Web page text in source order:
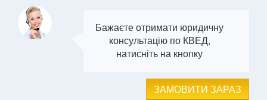
Бажаєте отримати юридичну
консультацію по КВЕД,
натисніть на кнопку
ЗАМОВИТИ ЗАРАЗ